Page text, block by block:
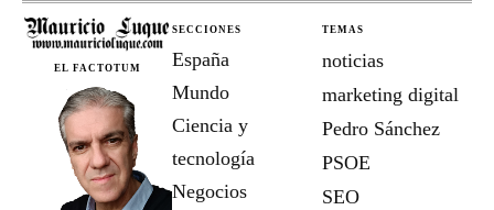
EL FACTOTUM
SECCIONES
España
Mundo
Ciencia y
tecnología
Negocios
TEMAS
noticias
marketing digital
Pedro Sánchez
PSOE
SEO